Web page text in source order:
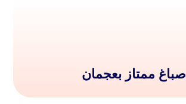
صباغ ممتاز بعجمان